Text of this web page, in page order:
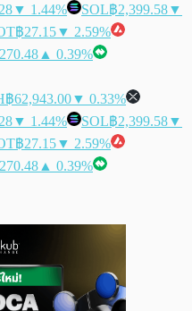
▼ 1.44% SOL฿2,399.58▼
฿27.15▼ 2.59%
▲ 0.39%
฿62,943.00▼ 0.33%
▼ 1.44% SOL฿2,399.58▼
฿27.15▼ 2.59%
▲ 0.39%